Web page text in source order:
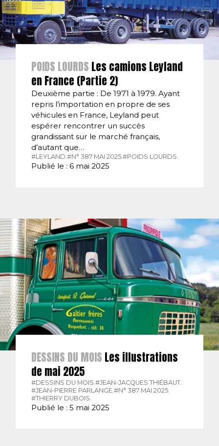
POIDS LOURDS Les camions Leyland
en France (Partie 2)
Deuxième partie : De 1971 à 1979. Ayant
repris l’importation en propre de ses
véhicules en France, Leyland peut
espérer rencontrer un succès
grandissant sur le marché français,
d’autant que…
#LEYLAND. #N° 387 MAI 2025. #POIDS LOURDS.
Publié le : 6 mai 2025
DESSINS DU MOIS Les illustrations
de mai 2025
#DESSINS DU MOIS. #JEAN-JACQUES THIÉBAUT.
#JEAN-PIERRE PARLANGE. #N° 387 MAI 2025.
#THIERRY DUBOIS.
Publié le : 5 mai 2025